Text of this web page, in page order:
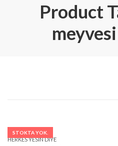
Product
STOKTA YOK.
HERKES YESIN DIYE